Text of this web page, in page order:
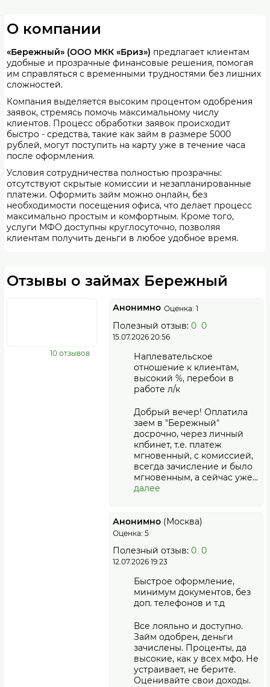
О компании
«Бережный» (ООО МКК «Бриз») предлагает клиентам
удобные и прозрачные финансовые решения, помогая
им справляться с временными трудностями без лишних
сложностей.
Компания выделяется высоким процентом одобрения
заявок, стремясь помочь максимальному числу
клиентов. Процесс обработки заявок происходит
быстро - средства, такие как займ в размере 5000
рублей, могут поступить на карту уже в течение часа
после оформления.
Условия сотрудничества полностью прозрачны:
отсутствуют скрытые комиссии и незапланированные
платежи. Оформить займ можно онлайн, без
необходимости посещения офиса, что делает процесс
максимально простым и комфортным. Кроме того,
услуги МФО доступны круглосуточно, позволяя
клиентам получить деньги в любое удобное время.
Отзывы о займах Бережный
10 отзывов
Анонимно Оценка: 1
Полезный отзыв: 0 0
15.07.2026 20:56
Наплевательское
отношение к клиентам,
высокий %, перебои в
работе л/к
Добрый вечер! Оплатила
заем в "Бережный"
досрочно, через личный
кпбинет, т.е. платеж
мгновенный, с комиссией,
всегда зачисление и было
мгновенным, а сейчас уже...
далее
Анонимно (Москва)
Оценка: 5
Полезный отзыв: 0 0
12.07.2026 19:23
Быстрое оформление,
минимум документов, без
доп. телефонов и т.д
Все лояльно и доступно.
Займ одобрен, деньги
зачислены. Проценты, да
высокие, как у всех мфо. Не
устраивает, не берите.
Оценивайте свои доходы.